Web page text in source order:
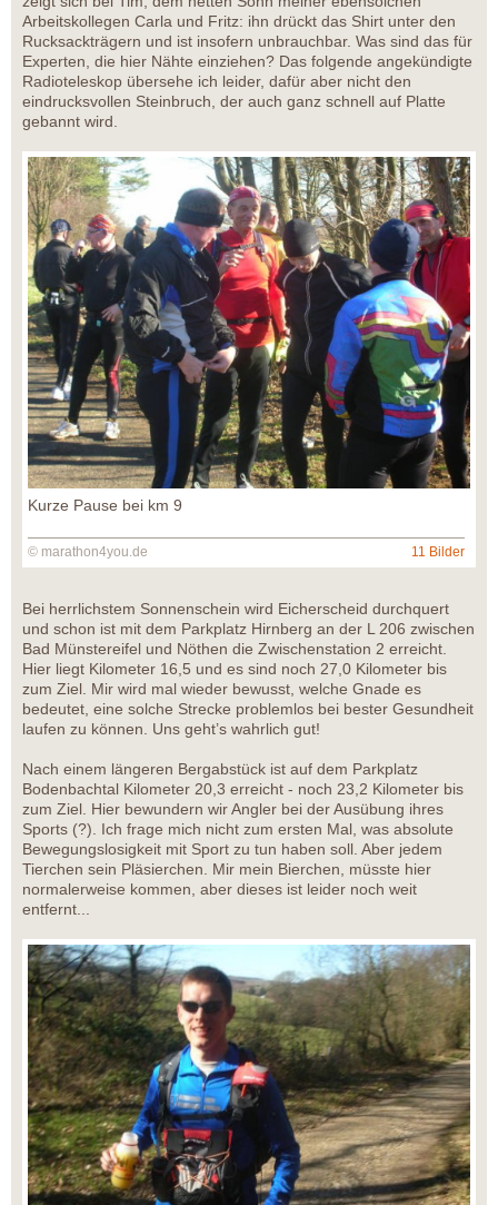
Arbeitskollegen Carla und Fritz: ihn drückt das Shirt unter den
Rucksackträgern und ist insofern unbrauchbar. Was sind das für
Experten, die hier Nähte einziehen? Das folgende angekündigte
Radioteleskop übersehe ich leider, dafür aber nicht den
eindrucksvollen Steinbruch, der auch ganz schnell auf Platte
gebannt wird.
Kurze Pause bei km 9
© marathon4you.de 11 Bilder
Bei herrlichstem Sonnenschein wird Eicherscheid durchquert
und schon ist mit dem Parkplatz Hirnberg an der L 206 zwischen
Bad Münstereifel und Nöthen die Zwischenstation 2 erreicht.
Hier liegt Kilometer 16,5 und es sind noch 27,0 Kilometer bis
zum Ziel. Mir wird mal wieder bewusst, welche Gnade es
bedeutet, eine solche Strecke problemlos bei bester Gesundheit
laufen zu können. Uns geht’s wahrlich gut!
Nach einem längeren Bergabstück ist auf dem Parkplatz
Bodenbachtal Kilometer 20,3 erreicht - noch 23,2 Kilometer bis
zum Ziel. Hier bewundern wir Angler bei der Ausübung ihres
Sports (?). Ich frage mich nicht zum ersten Mal, was absolute
Bewegungslosigkeit mit Sport zu tun haben soll. Aber jedem
Tierchen sein Pläsierchen. Mir mein Bierchen, müsste hier
normalerweise kommen, aber dieses ist leider noch weit
entfernt...